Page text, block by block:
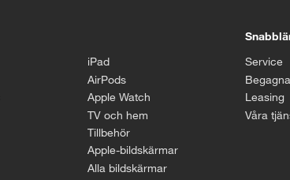
iPad
AirPods
Apple Watch
TV och hem
Tillbehör
Apple-bildskärmar
Alla bildskärmar
Service
Leasing
Våra